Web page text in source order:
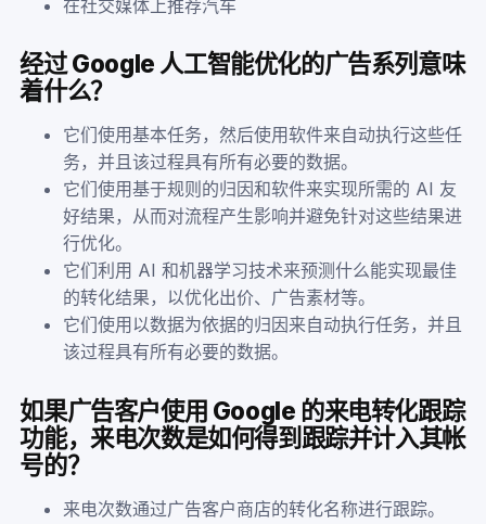
在社交媒体上推荐汽车
经过 Google 人工智能优化的广告系列意味
着什么？
它们使用基本任务，然后使用软件来自动执行这些任
务，并且该过程具有所有必要的数据。
它们使用基于规则的归因和软件来实现所需的 AI 友
好结果，从而对流程产生影响并避免针对这些结果进
行优化。
它们利用 AI 和机器学习技术来预测什么能实现最佳
的转化结果，以优化出价、广告素材等。
它们使用以数据为依据的归因来自动执行任务，并且
该过程具有所有必要的数据。
如果广告客户使用 Google 的来电转化跟踪
功能，来电次数是如何得到跟踪并计入其帐
号的？
来电次数通过广告客户商店的转化名称进行跟踪。